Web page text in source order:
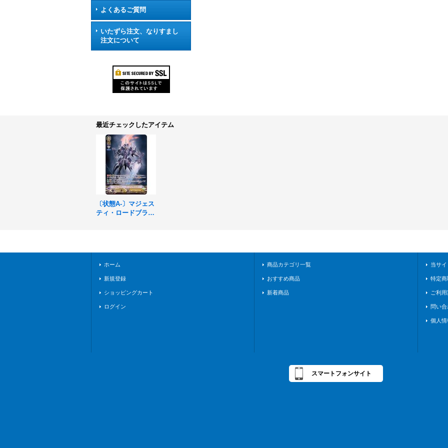
よくあるご質問
いたずら注文、なりすまし
注文について
最近チェックしたアイテム
〔状態A-〕マジェス
ティ・ロードブラス
ホーム
新規登録
ショッピングカート
ログイン
商品カテゴリ一覧
おすすめ商品
新着商品
当サ
特定
ご利
問い合
個人
スマートフォンサイト